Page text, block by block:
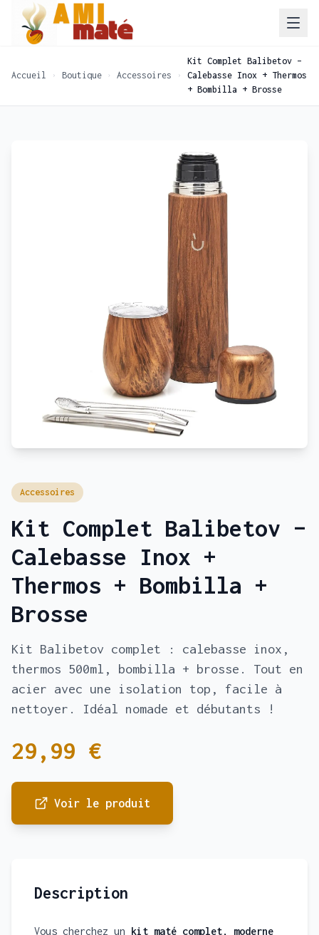
Accueil Boutique Accessoires
Kit Complet Balibetov –
Calebasse Inox + Thermos
+ Bombilla + Brosse
Accessoires
Kit Complet Balibetov –
Calebasse Inox +
Thermos + Bombilla +
Brosse
Kit Balibetov complet : calebasse inox,
thermos 500ml, bombilla + brosse. Tout en
acier avec une isolation top, facile à
nettoyer. Idéal nomade et débutants !
29,99 €
Voir le produit
Description
Vous cherchez un kit maté complet, moderne